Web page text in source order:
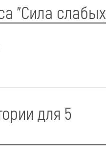
"Сила слабых
для 5